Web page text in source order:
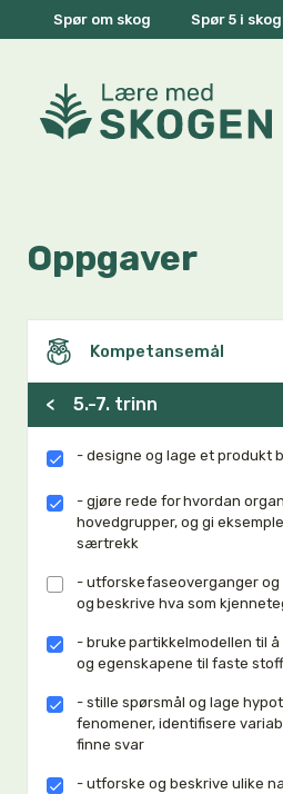
Spør om skog Spør 5 i
Oppgaver
Kompetansemål
< 5.-7. trinn
- designe og lage et produkt
- gjøre rede for hvordan
hovedgrupper, og gi
særtrekk
- utforske faseoverganger
og beskrive hva som
- bruke partikkelmodellen til
og egenskapene til faste
- stille spørsmål og lage
fenomener, identifisere
finne svar
- utforske og beskrive ulike